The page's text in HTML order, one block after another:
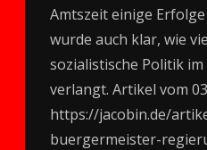
Amtszeit einige
wurde auch klar, wie
sozialistische Politik
verlangt. Artikel vom
https://jacobin.de/
buergermeister-